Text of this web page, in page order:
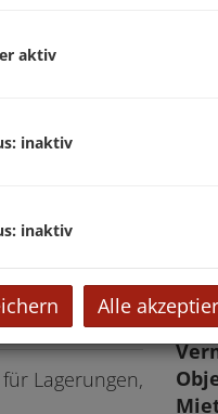
Lagerungen,
aktiv
inaktiv
inaktiv
Alle